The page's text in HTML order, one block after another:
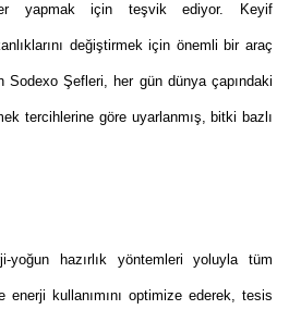
yapmak için teşvik ediyor. Keyif
değiştirmek için önemli bir araç
Sodexo Şefleri, her gün dünya çapındaki
tercihlerine göre uyarlanmış, bitki bazlı
yoğun hazırlık yöntemleri yoluyla tüm
enerji kullanımını optimize ederek, tesis